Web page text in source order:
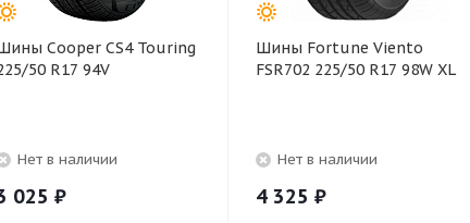
Cooper CS4 Touring
50 R17 94V
Нет в наличии
025 ₽
Шины Fortune Viento
FSR702 225/50 R17 98W XL
Нет в наличии
4 325 ₽